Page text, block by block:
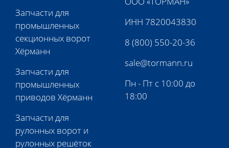
Запчасти для
промышленных
секционных ворот
Хёрманн
Запчасти для
промышленных
приводов Хёрманн
Запчасти для
рулонных ворот и
рулонных решёток
ИНН 7820043830
8 (800) 550-20-36
sale@tormann.ru
Пн - Пт с 10:00 до
18:00